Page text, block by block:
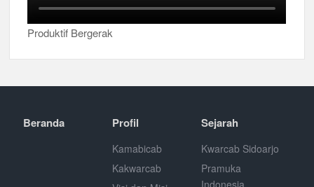
Produktif Bergerak
Beranda Profil
Kamabicab
Kakwarcab
Sejarah
Kwarcab Sidoarjo
Pramuka